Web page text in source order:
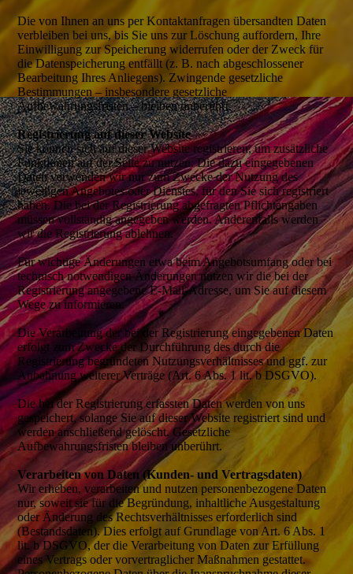
Die von Ihnen an uns per Kontaktanfragen übersandten Daten
verbleiben bei uns, bis Sie uns zur Löschung auffordern, Ihre
Einwilligung zur Speicherung widerrufen oder der Zweck für
die Datenspeicherung entfällt (z. B. nach abgeschlossener
Bearbeitung Ihres Anliegens). Zwingende gesetzliche
Bestimmungen – insbesondere gesetzliche
Aufbewahrungsfristen – bleiben unberührt.
Registrierung auf dieser Website
Sie können sich auf dieser Website registrieren, um zusätzliche
Funktionen auf der Seite zu nutzen. Die dazu eingegebenen
Daten verwenden wir nur zum Zwecke der Nutzung des
jeweiligen Angebotes oder Dienstes, für den Sie sich registriert
haben. Die bei der Registrierung abgefragten Pflichtangaben
müssen vollständig angegeben werden. Anderenfalls werden
wir die Registrierung ablehnen.
Für wichtige Änderungen etwa beim Angebotsumfang oder bei
technisch notwendigen Änderungen nutzen wir die bei der
Registrierung angegebene E-Mail-Adresse, um Sie auf diesem
Wege zu informieren.
Die Verarbeitung der bei der Registrierung eingegebenen Daten
erfolgt zum Zwecke der Durchführung des durch die
Registrierung begründeten Nutzungsverhältnisses und ggf. zur
Anbahnung weiterer Verträge (Art. 6 Abs. 1 lit. b DSGVO).
Die bei der Registrierung erfassten Daten werden von uns
gespeichert, solange Sie auf dieser Website registriert sind und
werden anschließend gelöscht. Gesetzliche
Aufbewahrungsfristen bleiben unberührt.
Verarbeiten von Daten (Kunden- und Vertragsdaten)
Wir erheben, verarbeiten und nutzen personenbezogene Daten
nur, soweit sie für die Begründung, inhaltliche Ausgestaltung
oder Änderung des Rechtsverhältnisses erforderlich sind
(Bestandsdaten). Dies erfolgt auf Grundlage von Art. 6 Abs. 1
lit. b DSGVO, der die Verarbeitung von Daten zur Erfüllung
eines Vertrags oder vorvertraglicher Maßnahmen gestattet.